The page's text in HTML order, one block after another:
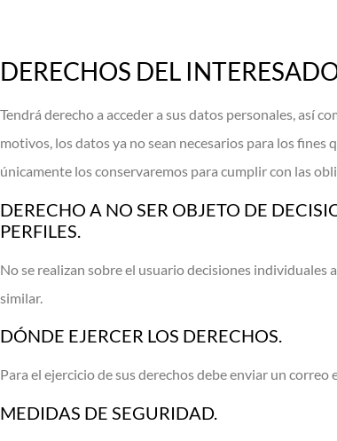
DERECHOS DEL
Tendrá derecho a acceder a sus datos personales, así
motivos, los datos ya no sean necesarios para los
únicamente los conservaremos para cumplir con las
DERECHO A NO SER OBJETO DE
PERFILES.
No se realizan sobre el usuario decisiones
similar.
DÓNDE EJERCER LOS DERECHOS.
Para el ejercicio de sus derechos debe enviar un
MEDIDAS DE SEGURIDAD.